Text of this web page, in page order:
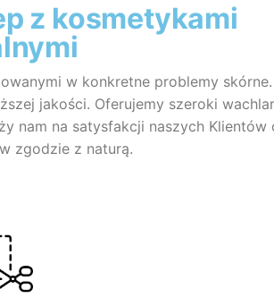
z kosmetykami
w konkretne problemy skórne.
jakości. Oferujemy szeroki
nam na satysfakcji naszych Klientów
zgodzie z naturą.